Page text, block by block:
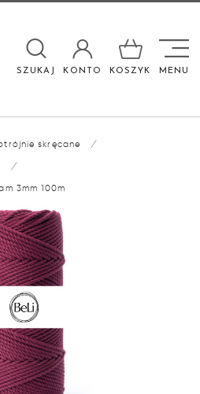
SZUKAJ KONTO KOSZYK

MENU
skręcane
/
/
3mm 100m